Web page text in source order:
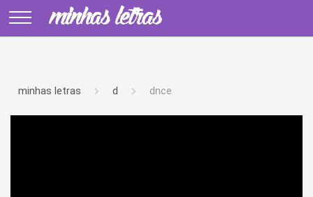
minhas letras d dnce